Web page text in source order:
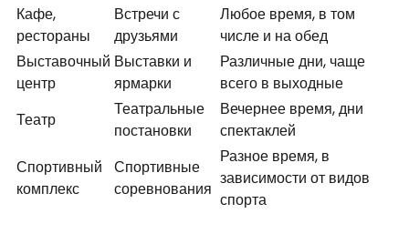
Кафе,
рестораны
Встречи с
друзьями
Любое время, в том
числе и на обед
Выставочный
центр
Выставки и
ярмарки
Различные дни, чаще
всего в выходные
Театр
Театральные
постановки
Вечернее время, дни
спектаклей
Спортивный
комплекс
Спортивные
соревнования
Разное время, в
зависимости от видов
спорта